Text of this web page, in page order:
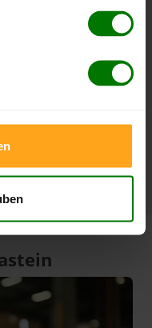
Tiefststand
412,00 €
385,00 €
€ 305,33 €